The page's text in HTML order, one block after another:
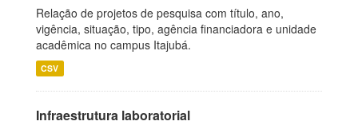
Relação de projetos de pesquisa com título, ano,
vigência, situação, tipo, agência financiadora e unidade
acadêmica no campus Itajubá.
CSV
Infraestrutura laboratorial